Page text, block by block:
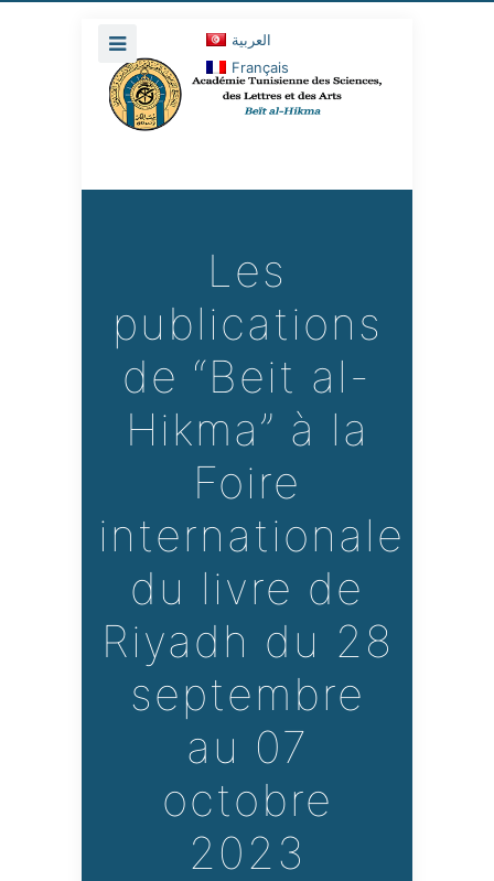
العربية
Français
Les
publications
de “Beit al-
Hikma” à la
Foire
internationale
du livre de
Riyadh du 28
septembre
au 07
octobre
2023